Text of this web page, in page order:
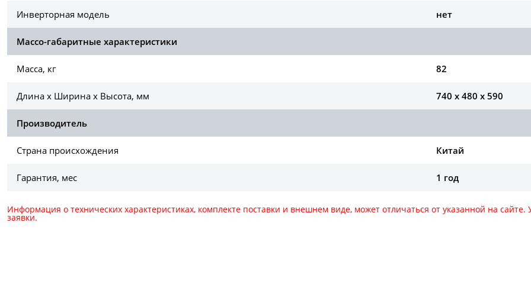
Инверторная модель нет
Массо-габаритные характеристики
Масса, кг 82
Длина х Ширина х Высота, мм 740 x 480 x 590
Производитель
Страна происхождения Китай
Гарантия, мес 1 год
Информация о технических характеристиках, комплекте поставки и внешнем виде, может отличаться от указанной на
заявки.